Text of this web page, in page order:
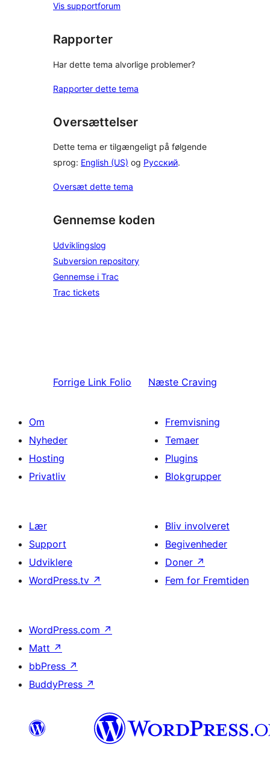
Vis supportforum
Rapporter
Har dette tema alvorlige problemer?
Rapporter dette tema
Oversættelser
Dette tema er tilgængeligt på følgende
sprog: English (US) og Русский.
Oversæt dette tema
Gennemse koden
Udviklingslog
Subversion repository
Gennemse i Trac
Trac tickets
Forrige Link Folio Næste Craving
Om
Nyheder
Hosting
Privatliv
Fremvisning
Temaer
Plugins
Blokgrupper
Lær
Support
Udviklere
WordPress.tv ↗
Bliv involveret
Begivenheder
Doner ↗
Fem for Fremtiden
WordPress.com ↗
Matt ↗
bbPress ↗
BuddyPress ↗